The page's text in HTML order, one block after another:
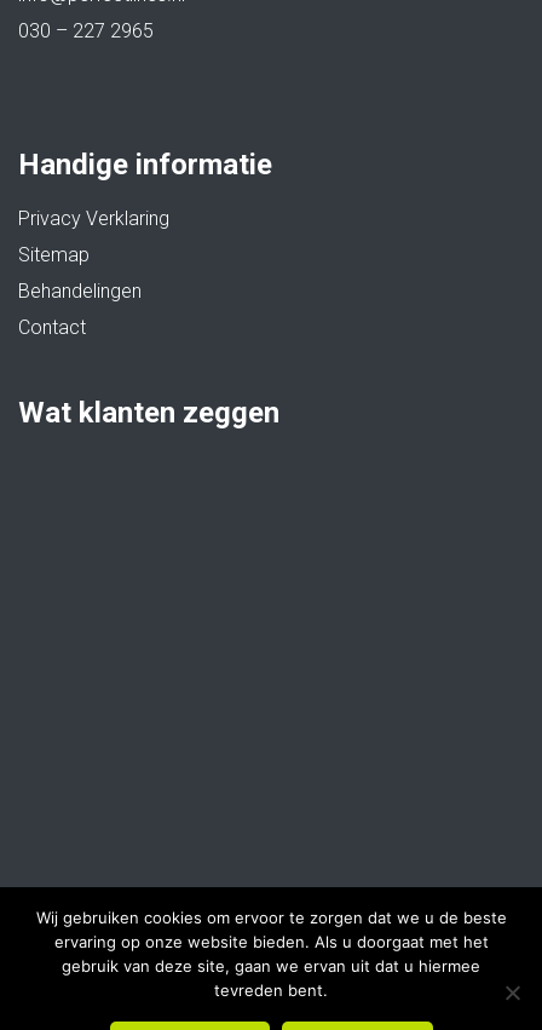
030 – 227 2965
Handige informatie
Privacy Verklaring
Sitemap
Behandelingen
Contact
Wat klanten zeggen
Perfect Lines- Privacy verklaring
Sitemap
Wij gebruiken cookies om ervoor te zorgen dat we u de beste
ervaring op onze website bieden. Als u doorgaat met het
gebruik van deze site, gaan we ervan uit dat u hiermee
tevreden bent.